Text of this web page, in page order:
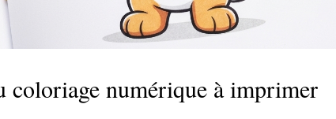
coloriage numérique à imprimer